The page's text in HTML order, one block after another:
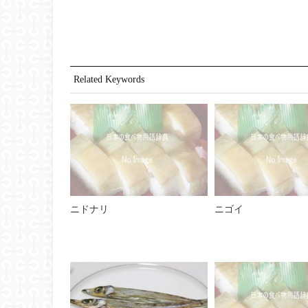
Related Keywords
ニドナリ ニゴイ